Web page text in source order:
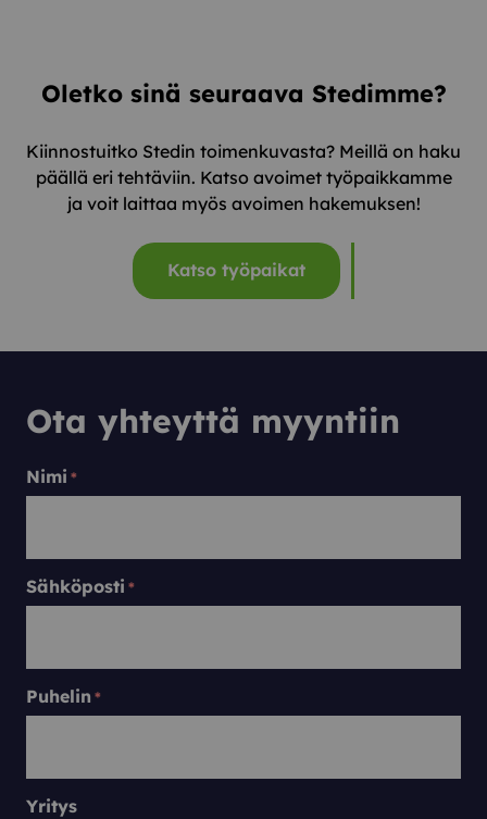
Oletko sinä seuraava Stedimme?
Kiinnostuitko Stedin toimenkuvasta? Meillä on haku
päällä eri tehtäviin. Katso avoimet työpaikkamme
ja voit laittaa myös avoimen hakemuksen!
Katso työpaikat
Ota yhteyttä myyntiin
Nimi *
Sähköposti *
Puhelin *
Yritys